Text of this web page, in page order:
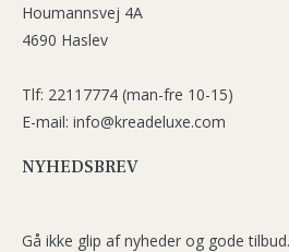
Houmannsvej 4A
4690 Haslev
Tlf: 22117774 (man-fre 10-15)
E-mail: info@kreadeluxe.com
NYHEDSBREV
Gå ikke glip af nyheder og gode tilbud.